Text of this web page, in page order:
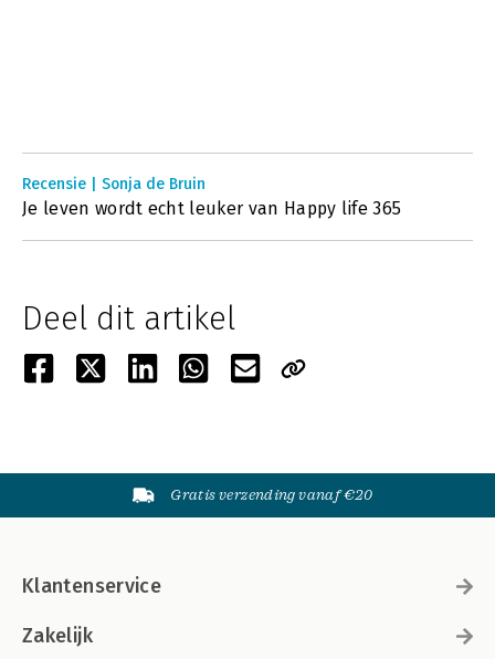
Recensie | Sonja de Bruin
Je leven wordt echt leuker van Happy life 365
Deel dit artikel
Gratis verzending vanaf €20
Klantenservice
Zakelijk